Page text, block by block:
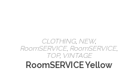
選擇規格
CLOTHING,NEW,
RoomSERVICE,RoomSERVICE,
TOP, VINTAGE
RoomSERVICE Yellow